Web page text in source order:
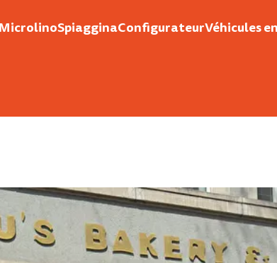
MicrolinoSpiagginaConfigurateurVéhicules